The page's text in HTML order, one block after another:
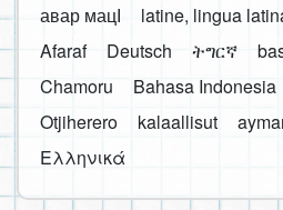
авар мацӀ
latine, lingua
Afaraf
Deutsch ትግርኛ
Chamoru
Bahasa Indonesia
Otjiherero
kalaallisut
Ελληνικά